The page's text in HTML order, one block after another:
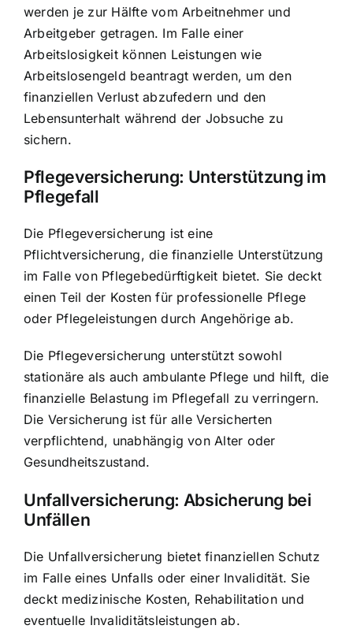
werden je zur Hälfte vom Arbeitnehmer und
Arbeitgeber getragen. Im Falle einer
Arbeitslosigkeit können Leistungen wie
Arbeitslosengeld beantragt werden, um den
finanziellen Verlust abzufedern und den
Lebensunterhalt während der Jobsuche zu
sichern.
Pflegeversicherung: Unterstützung im
Pflegefall
Die Pflegeversicherung ist eine
Pflichtversicherung, die finanzielle Unterstützung
im Falle von Pflegebedürftigkeit bietet. Sie deckt
einen Teil der Kosten für professionelle Pflege
oder Pflegeleistungen durch Angehörige ab.
Die Pflegeversicherung unterstützt sowohl
stationäre als auch ambulante Pflege und hilft, die
finanzielle Belastung im Pflegefall zu verringern.
Die Versicherung ist für alle Versicherten
verpflichtend, unabhängig von Alter oder
Gesundheitszustand.
Unfallversicherung: Absicherung bei
Unfällen
Die Unfallversicherung bietet finanziellen Schutz
im Falle eines Unfalls oder einer Invalidität. Sie
deckt medizinische Kosten, Rehabilitation und
eventuelle Invaliditätsleistungen ab.